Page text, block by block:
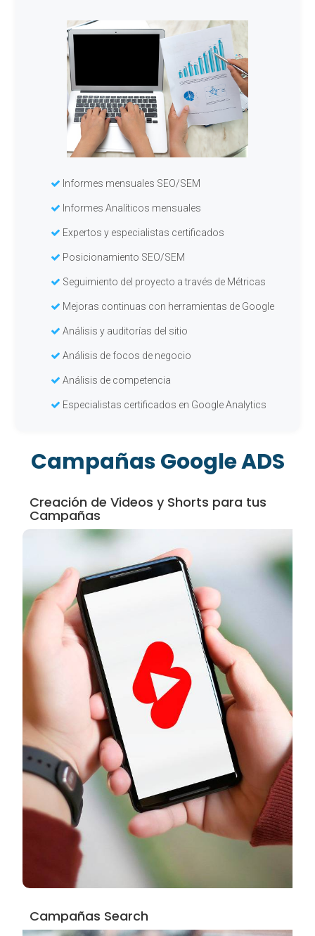
Informes mensuales SEO/SEM
Informes Analíticos mensuales
Expertos y especialistas certificados
Posicionamiento SEO/SEM
Seguimiento del proyecto a través de Métricas
Mejoras continuas con herramientas de Google
Análisis y auditorías del sitio
Análisis de focos de negocio
Análisis de competencia
Especialistas certificados en Google Analytics
Campañas Google ADS
Creación de Videos y Shorts para tus
Campañas
Campañas Search